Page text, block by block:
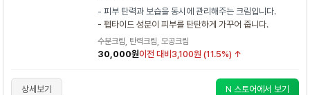
- 피부 탄력과 보습을 동시에 관리해주는 크림입니다.
- 펩타이드 성분이 피부를 탄탄하게 가꾸어 줍니다.
수분크림, 탄력크림, 모공크림
30,000원이전 대비3,100원 (11.5%) ↑
상세보기 N 스토어에서 보기